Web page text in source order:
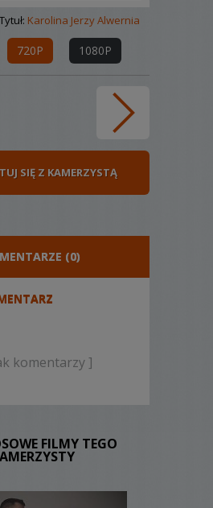
Tytuł: Karolina Jerzy Alwernia
720P 1080P
SIĘ Z KAMERZYSTĄ
(0)
komentarzy ]
FILMY TEGO